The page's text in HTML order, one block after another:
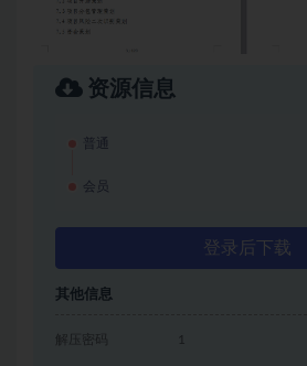
资源信息
普通
会员
登录后下载
其他信息
1